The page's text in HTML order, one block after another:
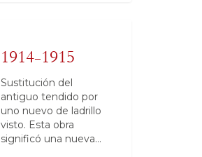
1914-1915
Sustitución del
antiguo tendido por
uno nuevo de ladrillo
visto. Esta obra
significó una nueva…